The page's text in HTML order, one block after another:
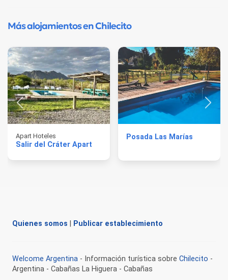
Más alojamientos en Chilecito
Apart Hoteles
Salir del Cráter Apart
Posada Las Marías
Quienes somos Publicar establecimiento
Welcome Argentina - Información turística sobre Chilecito -
Argentina - Cabañas La Higuera - Cabañas